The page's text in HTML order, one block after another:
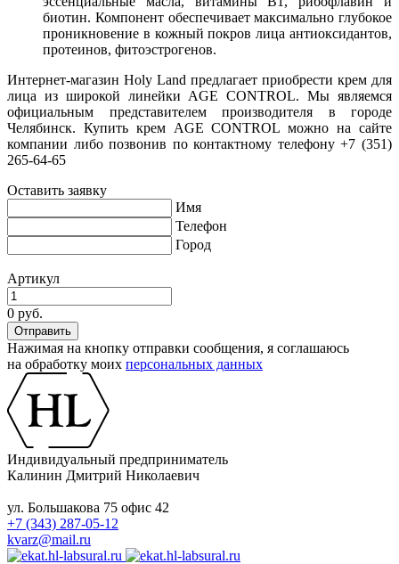
биотин. Компонент обеспечивает максимально глубокое
проникновение в кожный покров лица антиоксидантов,
протеинов, фитоэстрогенов.
Интернет-магазин Holy Land предлагает приобрести крем для
лица из широкой линейки AGE CONTROL. Мы являемся
официальным представителем производителя в городе
Челябинск. Купить крем AGE CONTROL можно на сайте
компании либо позвонив по контактному телефону +7 (351)
265-64-65
Оставить заявку
Имя
Телефон
Город
Артикул
0 руб.
Нажимая на кнопку отправки сообщения, я соглашаюсь
на обработку моих персональных данных
Индивидуальный предприниматель
Калинин Дмитрий Николаевич
ул. Большакова 75 офис 42
+7 (343) 287-05-12
kvarz@mail.ru